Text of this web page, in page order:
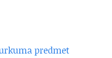
predmet